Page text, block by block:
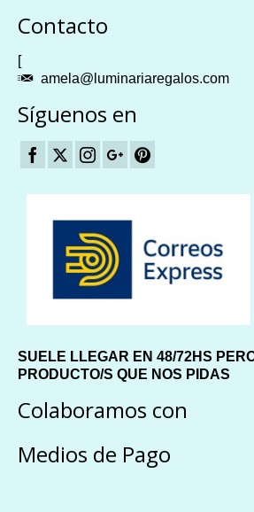
Contacto
[
amela@luminariaregalos.com
Síguenos en
SUELE LLEGAR EN 48/72HS
PRODUCTO/S QUE NOS PIDAS
Colaboramos con
Medios de Pago